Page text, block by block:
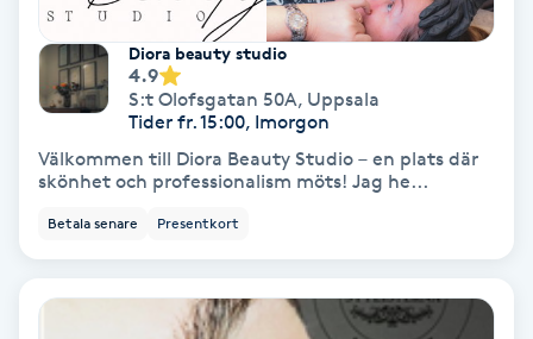
Barnklippning
BIAB
Diora beauty studio
4.9
S:t Olofsgatan 50A, Uppsala
Tider fr. 15:00, Imorgon
Välkommen till Diora Beauty Studio – en plats där
skönhet och professionalism möts! Jag he...
Betala senare Presentkort